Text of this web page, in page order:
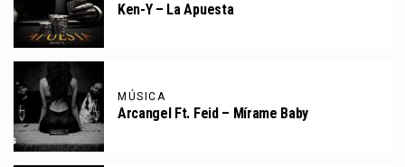
Ken-Y – La Apuesta
MÚSICA
Arcangel Ft. Feid – Mírame Baby